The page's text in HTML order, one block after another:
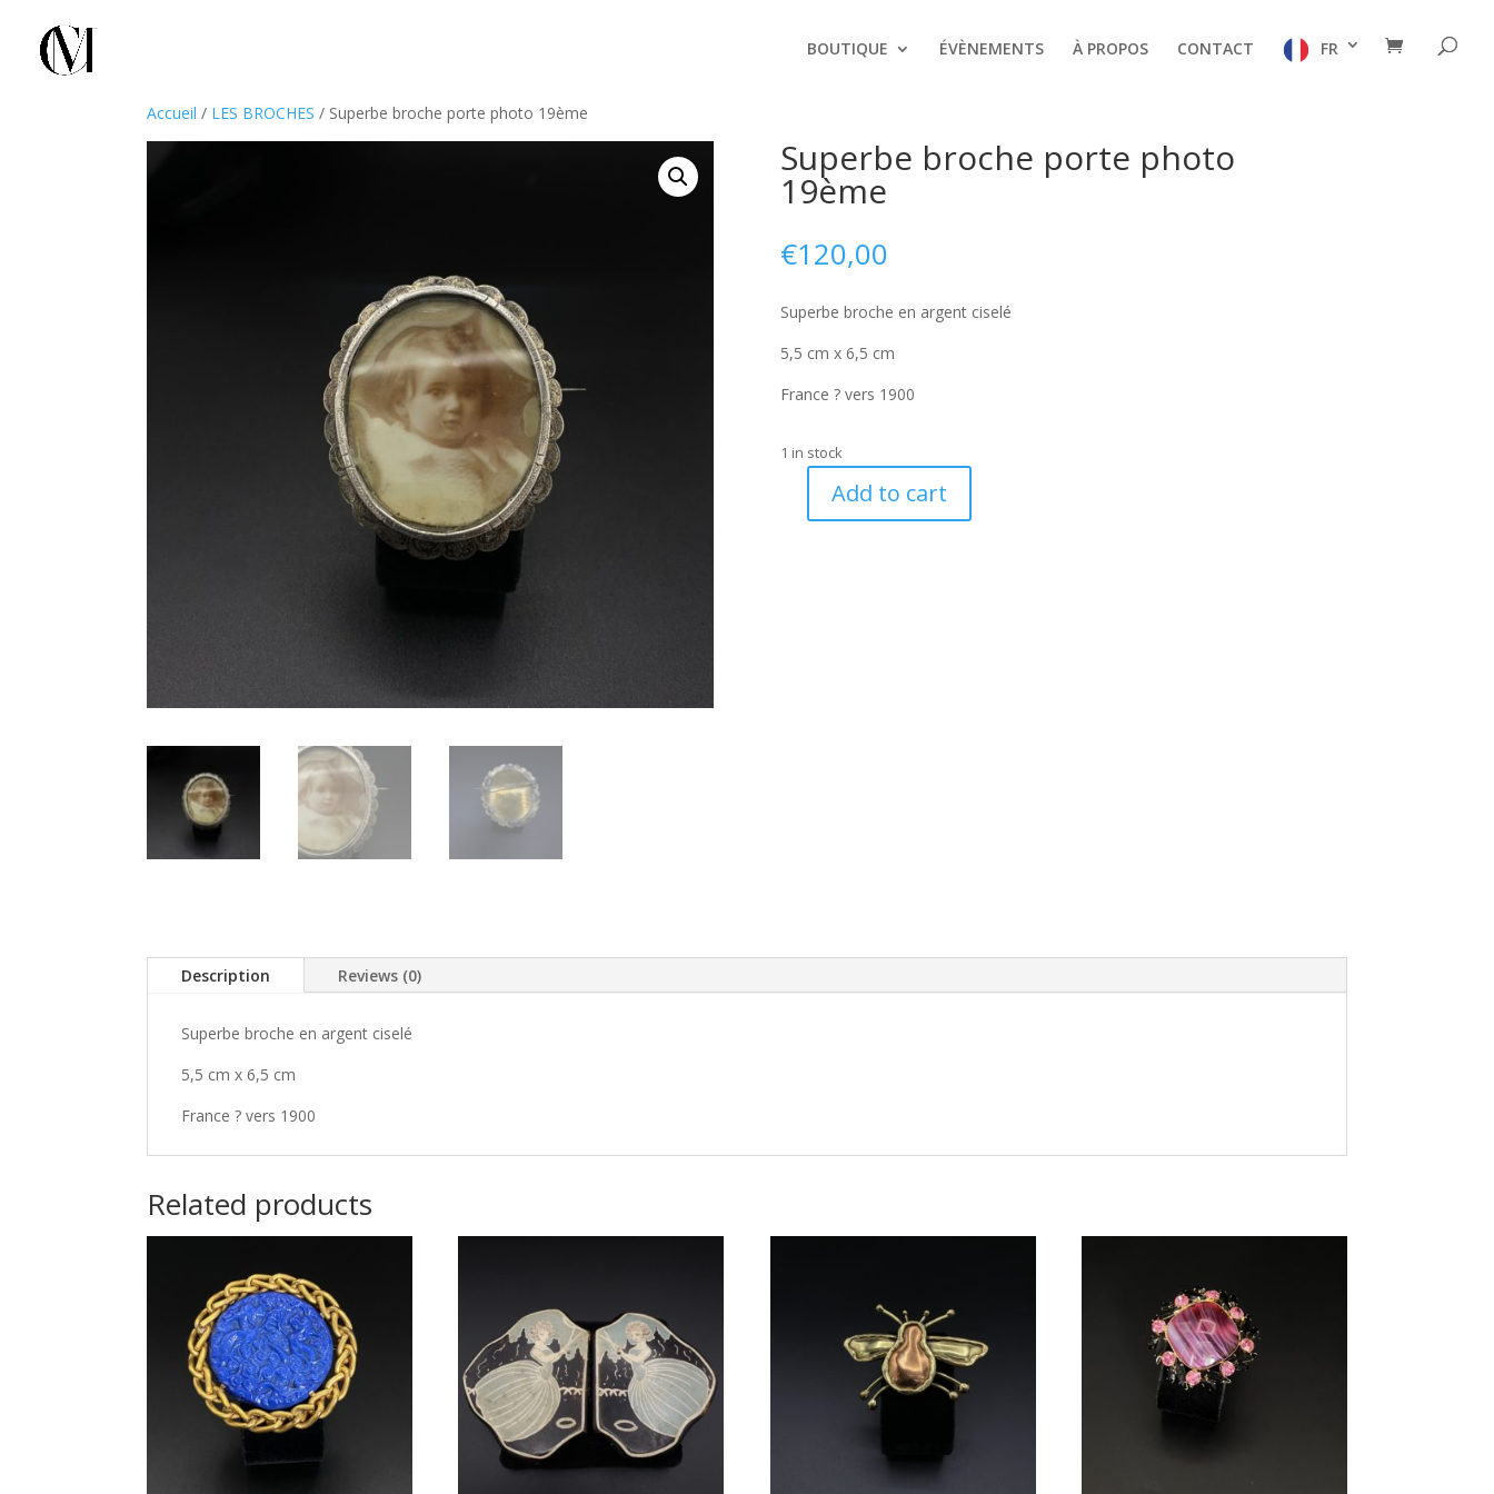
BOUTIQUE ÉVÈNEMENTS À PROPOS CONTACT FR
Accueil / LES BROCHES / Superbe broche porte photo 19ème
Superbe broche porte photo
19ème
€120,00
Superbe broche en argent ciselé
5,5 cm x 6,5 cm
France ? vers 1900
1 in stock
SuperbeAdd to cart
Description Reviews (0)
Superbe broche en argent ciselé
5,5 cm x 6,5 cm
France ? vers 1900
Related products